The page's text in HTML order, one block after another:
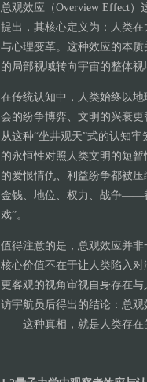
总观效应（Overview Effect）
提出，其核心定义为：人类
与心理变革。这种效应的本
的局部视域转向宇宙的整体
在传统认知中，人类始终以
会的纷争博弈、文明的兴衰
从这种“坐井观天”式的认知
的永恒性对照人类文明的短
的爱恨情仇、利益纷争都被
金钱、地位、权力、战争——
戏”。
值得注意的是，总观效应并
核心价值不在于让人类陷入
更客观的视角审视自身存在
访宇航员后得出的结论：总
——这种真相，就是人类存在